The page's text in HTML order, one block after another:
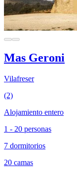
Mas Geroni
Vilafreser
(2)
Alojamiento entero
1 - 20 personas
7 dormitorios
20 camas